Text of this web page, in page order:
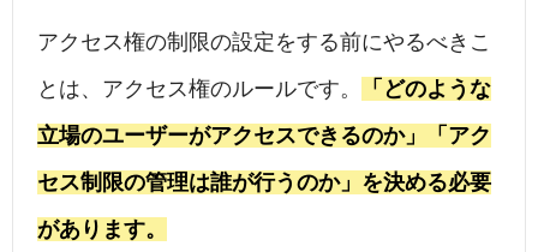
アクセス権の制限の設定をする前にやるべきこ
とは、アクセス権のルールです。
「どのような
立場のユーザーがアクセスできるのか」「アク
セス制限の管理は誰が行うのか」を決める必要
があります。